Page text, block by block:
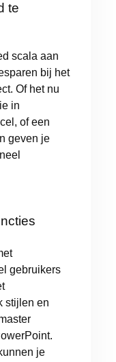
te
scala aan
bij het
Of het nu
in
of een
geven je
gebruikers
stijlen en
je